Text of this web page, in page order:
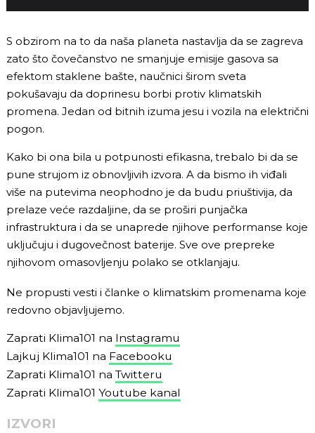
S obzirom na to da naša planeta nastavlja da se zagreva
zato što čovečanstvo ne smanjuje emisije gasova sa
efektom staklene bašte, naučnici širom sveta
pokušavaju da doprinesu borbi protiv klimatskih
promena. Jedan od bitnih izuma jesu i vozila na električni
pogon.
Kako bi ona bila u potpunosti efikasna, trebalo bi da se
pune strujom iz obnovljivih izvora. A da bismo ih viđali
više na putevima neophodno je da budu priuštivija, da
prelaze veće razdaljine, da se proširi punjačka
infrastruktura i da se unaprede njihove performanse koje
uključuju i dugovečnost baterije. Sve ove prepreke
njihovom omasovljenju polako se otklanjaju.
Ne propusti vesti i članke o klimatskim promenama koje
redovno objavljujemo.
Zaprati Klima101 na Instagramu
Lajkuj Klima101 na Facebooku
Zaprati Klima101 na Twitteru
Zaprati Klima101 Youtube kanal
IZVORI